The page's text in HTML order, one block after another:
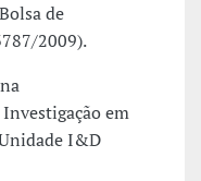
de
2009).
em
I&D